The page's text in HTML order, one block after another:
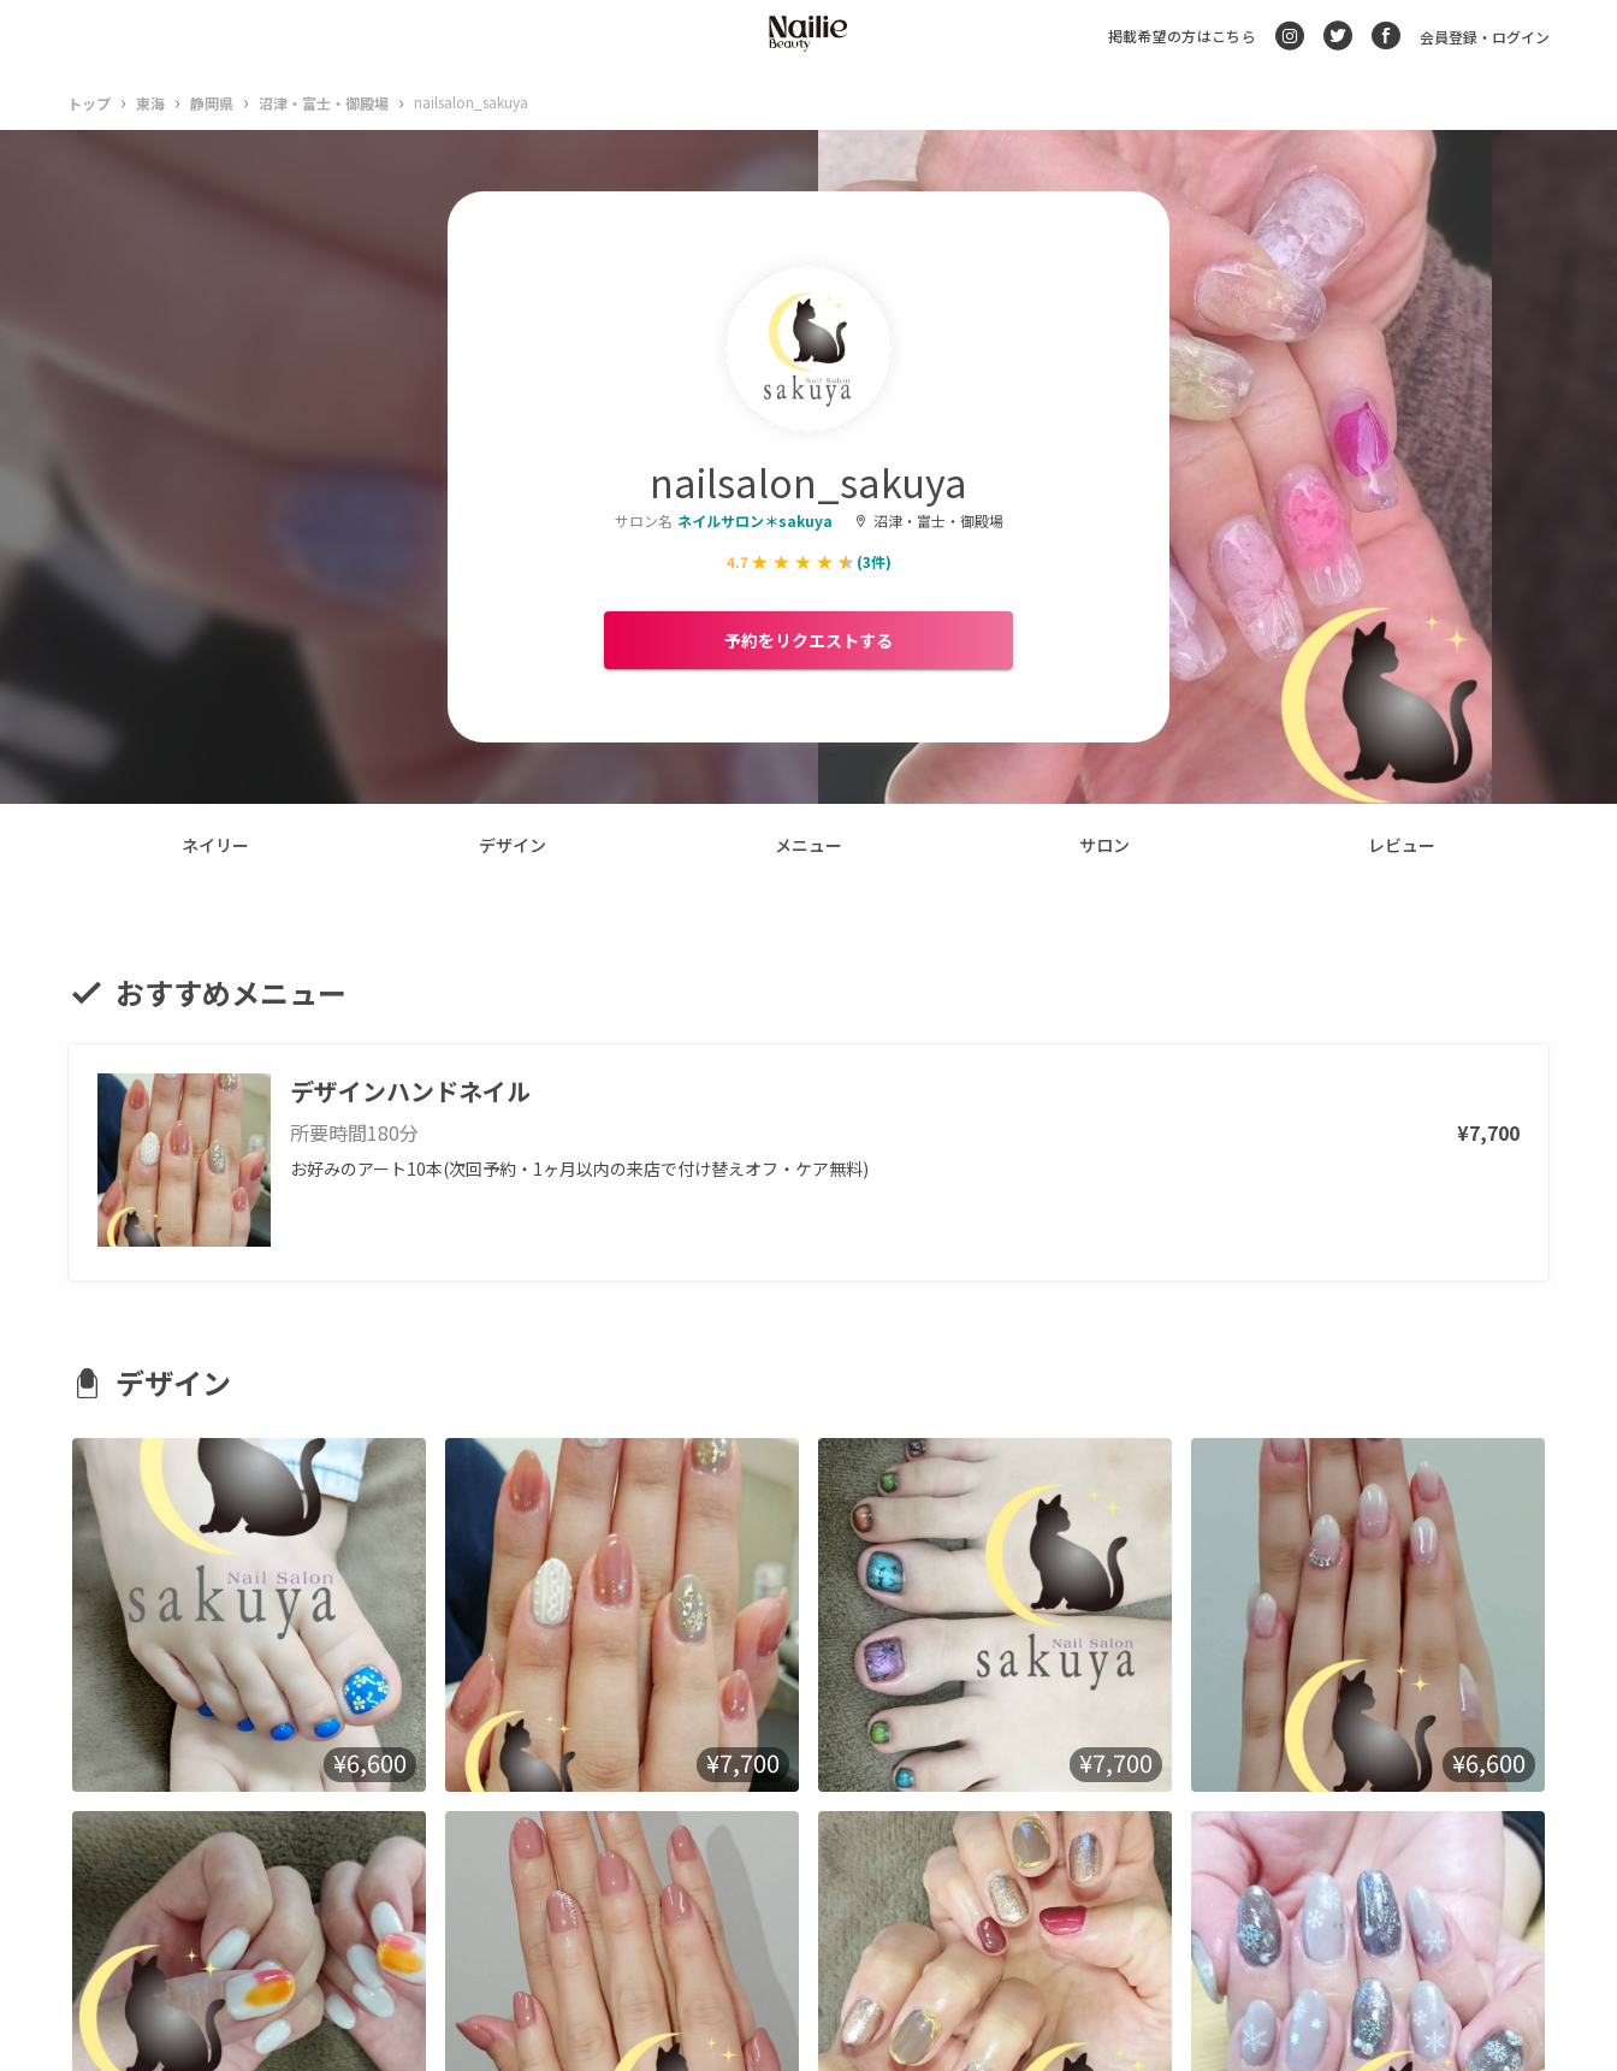
掲載希望の方はこちら 会員登録・ログイン
トップ › 東海 › 静岡県 › 沼津・富士・御殿場 › nailsalon_sakuya
nailsalon_sakuya
サロン名 ネイルサロン＊sakuya
沼津・富士・御殿場
4.7
(3件)
予約をリクエストする
ネイリー デザイン メニュー サロン レビュー
おすすめメニュー
デザインハンドネイル
所要時間180分 ¥7,700
お好みのアート10本(次回予約・1ヶ月以内の来店で付け替えオフ・ケア無料)
デザイン
¥6,600 ¥7,700 ¥7,700 ¥6,600